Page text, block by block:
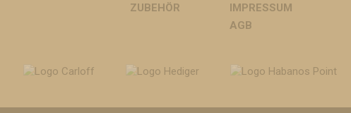
ZUBEHÖR
IMPRESSUM
AGB